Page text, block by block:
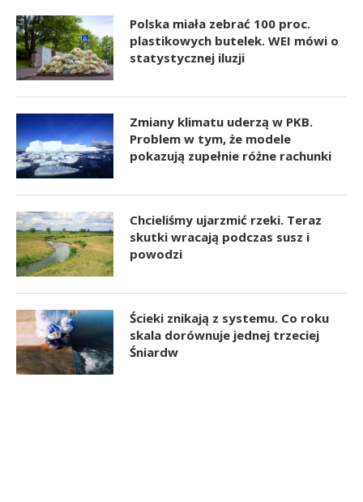
Polska miała zebrać 100 proc.
plastikowych butelek. WEI mówi o
statystycznej iluzji
Zmiany klimatu uderzą w PKB.
Problem w tym, że modele
pokazują zupełnie różne rachunki
Chcieliśmy ujarzmić rzeki. Teraz
skutki wracają podczas susz i
powodzi
Ścieki znikają z systemu. Co roku
skala dorównuje jednej trzeciej
Śniardw